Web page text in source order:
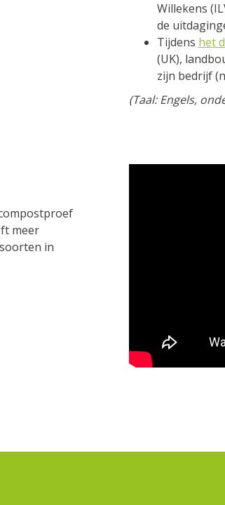
Willekens
de
Tijdens het
(UK),
zijn bedrijf
(Taal: Engels,
meer
in